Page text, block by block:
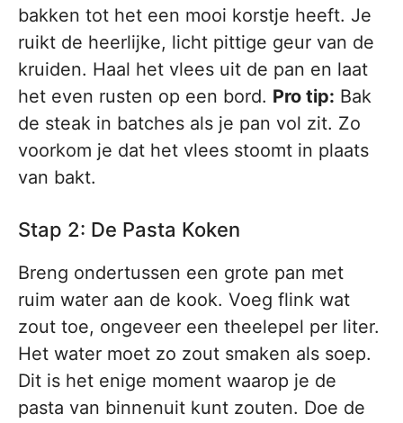
bakken tot het een mooi korstje heeft. Je
ruikt de heerlijke, licht pittige geur van de
kruiden. Haal het vlees uit de pan en laat
het even rusten op een bord. Pro tip: Bak
de steak in batches als je pan vol zit. Zo
voorkom je dat het vlees stoomt in plaats
van bakt.
Stap 2: De Pasta Koken
Breng ondertussen een grote pan met
ruim water aan de kook. Voeg flink wat
zout toe, ongeveer een theelepel per liter.
Het water moet zo zout smaken als soep.
Dit is het enige moment waarop je de
pasta van binnenuit kunt zouten. Doe de